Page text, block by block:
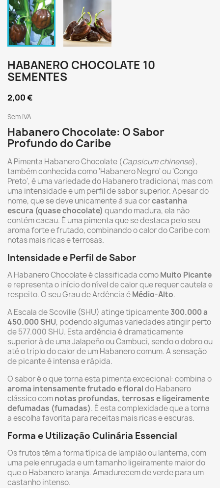
HABANERO CHOCOLATE 10
SEMENTES
2,00 €
Sem IVA
Habanero Chocolate: O Sabor
Profundo do Caribe
A Pimenta Habanero Chocolate (Capsicum chinense),
também conhecida como 'Habanero Negro' ou 'Congo
Preto', é uma variedade do Habanero tradicional, mas com
uma intensidade e um perfil de sabor superior. Apesar do
nome, que se deve unicamente à sua corcastanha
escura (quase chocolate) quando madura, ela não
contém cacau. É uma pimenta que se destaca pelo seu
aroma forte e frutado, combinando o calor do Caribe com
notas mais ricas e terrosas.
Intensidade e Perfil de Sabor
A Habanero Chocolate é classificada comoMuito Picante
e representa o início do nível de calor que requer cautela e
respeito. O seu Grau de Ardência éMédio-Alto.
A Escala de Scoville (SHU) atinge tipicamente300.000 a
450.000 SHU, podendo algumas variedades atingir perto
de 577.000 SHU. Esta ardência é dramaticamente
superior à de uma Jalapeño ou Cambuci, sendo o dobro ou
até o triplo do calor de um Habanero comum. A sensação
de picante é intensa e rápida.
O sabor é o que torna esta pimenta excecional: combina o
aroma intensamente frutado e floraldo Habanero
clássico comnotas profundas, terrosas e ligeiramente
defumadas (fumadas). É esta complexidade que a torna
a escolha favorita para receitas mais ricas e escuras.
Forma e Utilização Culinária Essencial
Os frutos têm a forma típica de lampião ou lanterna, com
uma pele enrugada e um tamanho ligeiramente maior do
que o Habanero laranja. Amadurecem de verde para um
castanho intenso.